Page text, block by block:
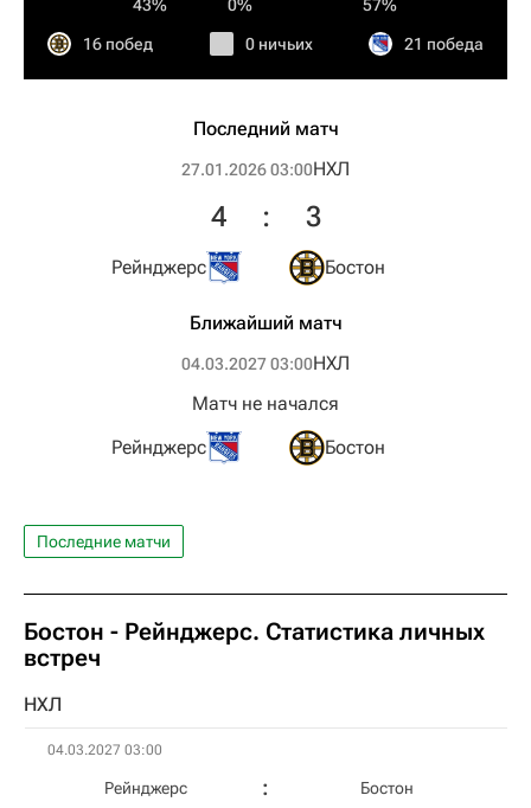
43% 0% 57%
16 побед 0 ничьих 21 победа
Последний матч
27.01.2026 03:00НХЛ
Рейнджерс
4 : 3
Бостон
Ближайший матч
04.03.2027 03:00НХЛ
Рейнджерс
Матч не начался
Бостон
Последние матчи
Бостон - Рейнджерс. Статистика личных
встреч
НХЛ
04.03.2027 03:00
Рейнджерс Бостон